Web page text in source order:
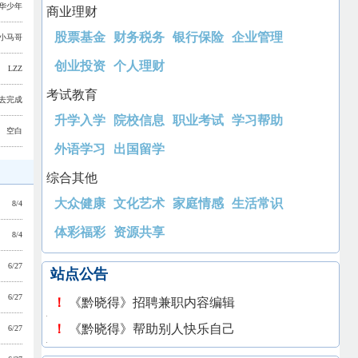
少年
马哥
LZZ
完成
空白
8/4
8/4
6/27
6/27
6/27
商业理财
股票基金
财务税务 银行保险 企业管理
创业投资 个人理财
考试教育
升学入学
院校信息 职业考试 学习帮助
外语学习 出国留学
综合其他
大众健康 文化艺术 家庭情感 生活常识
体彩福彩 资源共享
站点公告
！
《黔晓得》招聘兼职内容编辑
！
《黔晓得》帮助别人快乐自己